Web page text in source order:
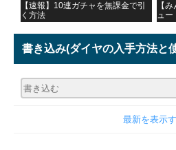
【速報】10連ガチャを無課金で引
く方法
【
ュー
書き込み(ダイヤの入手方法と
最新を表示